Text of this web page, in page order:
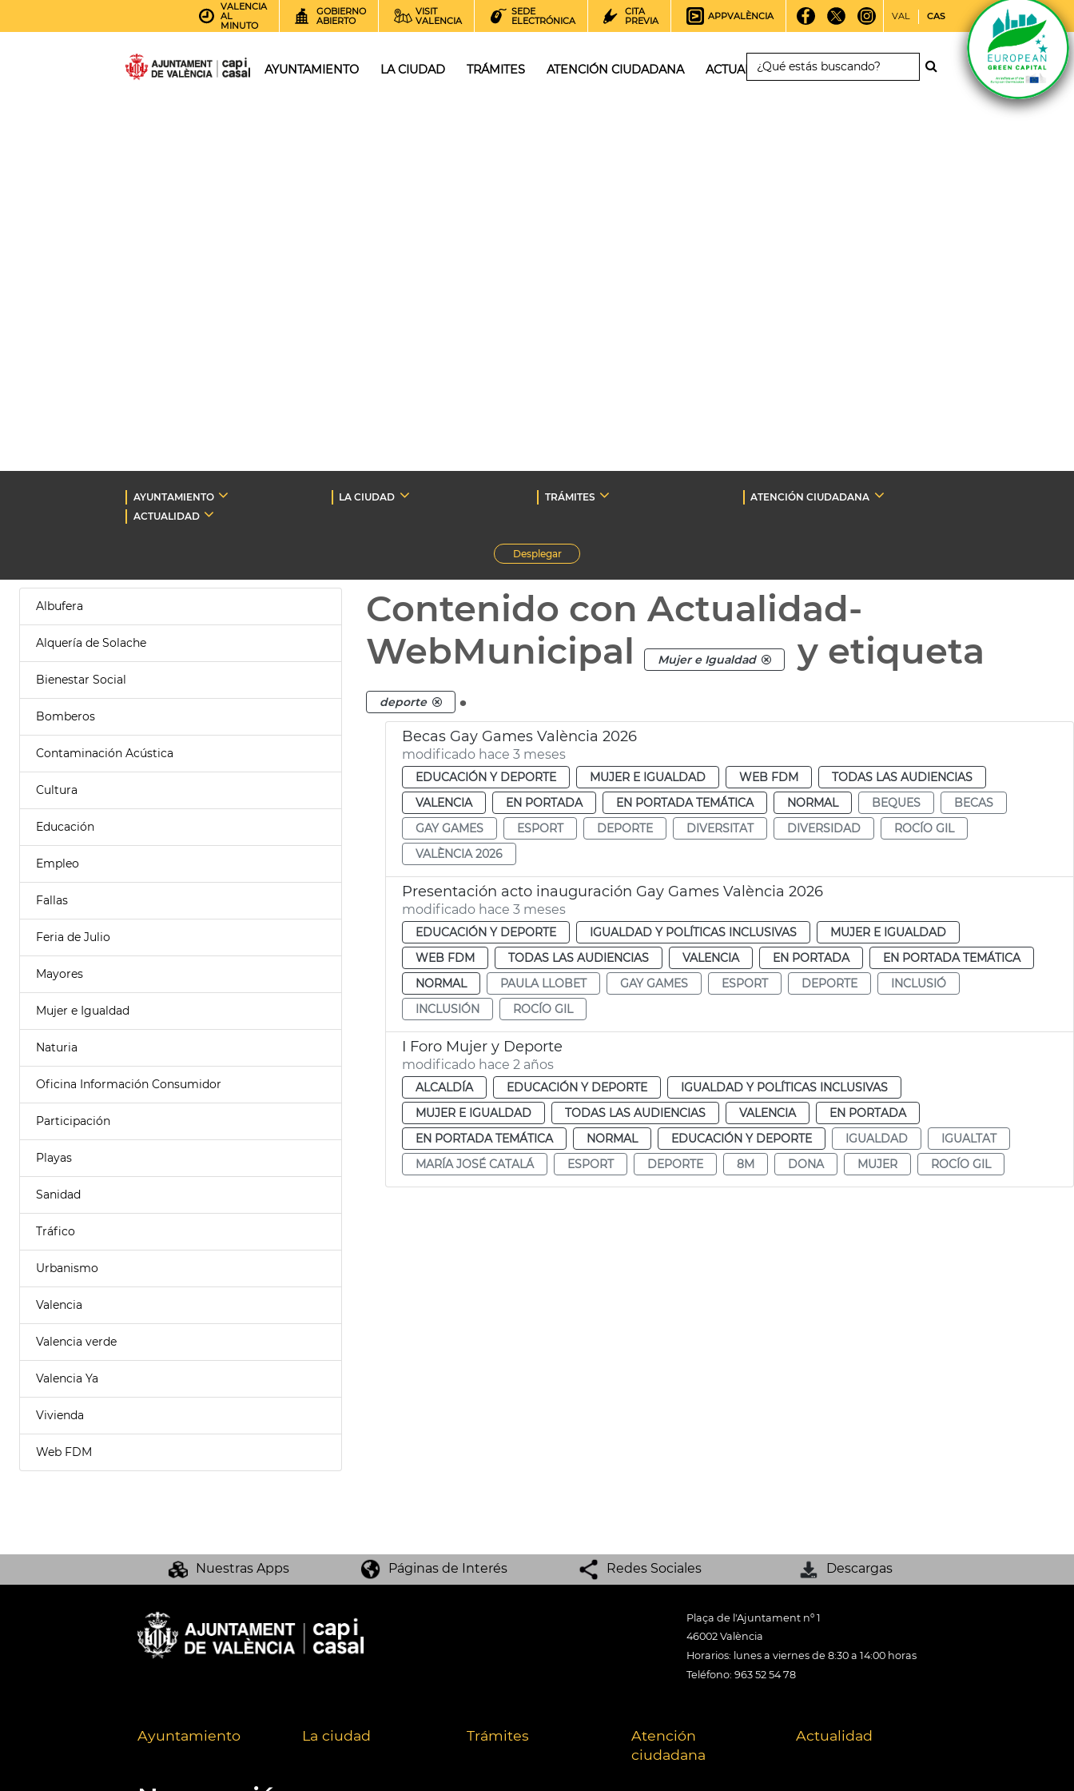
VALENCIA
AL
MINUTO
GOBIERNO
ABIERTO
VISIT
VALENCIA
SEDE
ELECTRÓNICA
CITA
PREVIA
APPVALÈNCIA VAL CAS
AYUNTAMIENTO LA CIUDAD TRÁMITES ATENCIÓN CIUDADANA ACTUALIDAD
AYUNTAMIENTO LA CIUDAD TRÁMITES
ATENCIÓN CIUDADANA
ACTUALIDAD
Desplegar
Albufera
Alquería de Solache
Bienestar Social
Bomberos
Contaminación Acústica
Cultura
Educación
Empleo
Fallas
Feria de Julio
Mayores
Mujer e Igualdad
Naturia
Oficina Información Consumidor
Participación
Playas
Sanidad
Tráfico
Urbanismo
Valencia
Valencia verde
Valencia Ya
Vivienda
Web FDM
Contenido con Actualidad-
WebMunicipal
Mujer e Igualdad y etiqueta
deporte .
Becas Gay Games València 2026
modificado hace 3 meses
EDUCACIÓN Y DEPORTE MUJER E IGUALDAD WEB FDM
TODAS LAS AUDIENCIAS
VALENCIA
EN PORTADA EN PORTADA TEMÁTICA NORMAL BEQUES
BECAS
GAY GAMES
ESPORT DEPORTE DIVERSITAT DIVERSIDAD
ROCÍO GIL
VALÈNCIA 2026
Presentación acto inauguración Gay Games València 2026
modificado hace 3 meses
EDUCACIÓN Y DEPORTE IGUALDAD Y POLÍTICAS INCLUSIVAS
MUJER E IGUALDAD
WEB FDM
TODAS LAS AUDIENCIAS VALENCIA EN PORTADA
EN PORTADA TEMÁTICA
NORMAL
PAULA LLOBET GAY GAMES ESPORT DEPORTE
INCLUSIÓ
INCLUSIÓN
ROCÍO GIL
I Foro Mujer y Deporte
modificado hace 2 años
ALCALDÍA EDUCACIÓN Y DEPORTE
IGUALDAD Y POLÍTICAS INCLUSIVAS
MUJER E IGUALDAD
TODAS LAS AUDIENCIAS VALENCIA
EN PORTADA
EN PORTADA TEMÁTICA
NORMAL EDUCACIÓN Y DEPORTE IGUALDAD
IGUALTAT
MARÍA JOSÉ CATALÁ
ESPORT DEPORTE 8M DONA MUJER ROCÍO GIL
Nuestras Apps Páginas de Interés Redes Sociales Descargas
Plaça de l'Ajuntament nº 1
46002 València
Horarios: lunes a viernes de 8:30 a 14:00 horas
Teléfono: 963 52 54 78
Ayuntamiento La ciudad Trámites
Atención
ciudadana
Actualidad